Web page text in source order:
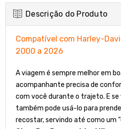
Descrição do Produto
Compatível com Harley-
2000 a 2026
A viagem é sempre melhor em
acompanhante precisa de
com você durante o trajeto. E se
também pode usá-lo para
recostar, servindo até como um